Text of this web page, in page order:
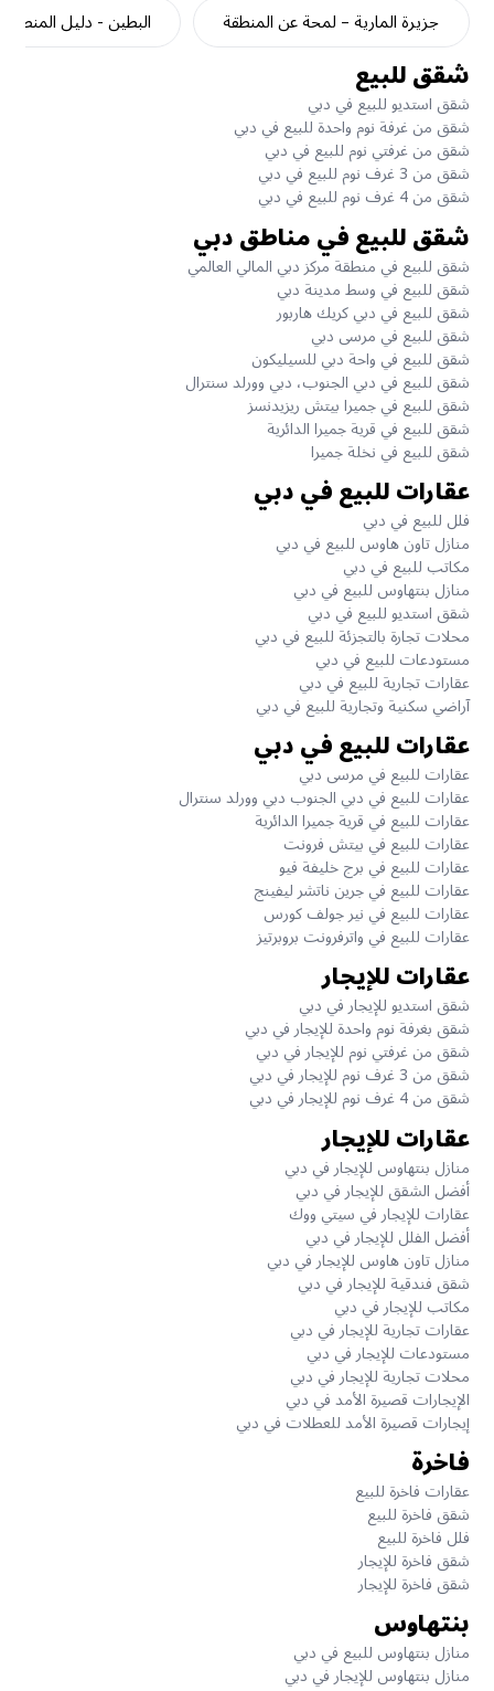
جزيرة المارية – لمحة عن المنطقة البطين - دليل المنطقة
شقق للبيع
شقق استديو للبيع في دبي
شقق من غرفة نوم واحدة للبيع في دبي
شقق من غرفتي نوم للبيع في دبي
شقق من 3 غرف نوم للبيع في دبي
شقق من 4 غرف نوم للبيع في دبي
شقق للبيع في مناطق دبي
شقق للبيع في منطقة مركز دبي المالي العالمي
شقق للبيع في وسط مدينة دبي
شقق للبيع في دبي كريك هاربور
شقق للبيع في مرسى دبي
شقق للبيع في واحة دبي للسيليكون
شقق للبيع في دبي الجنوب، دبي وورلد سنترال
شقق للبيع في جميرا بيتش ريزيدنسز
شقق للبيع في قرية جميرا الدائرية
شقق للبيع في نخلة جميرا
عقارات للبيع في دبي
فلل للبيع في دبي
منازل تاون هاوس للبيع في دبي
مكاتب للبيع في دبي
منازل بنتهاوس للبيع في دبي
شقق استديو للبيع في دبي
محلات تجارة بالتجزئة للبيع في دبي
مستودعات للبيع في دبي
عقارات تجارية للبيع في دبي
آراضي سكنية وتجارية للبيع في دبي
عقارات للبيع في دبي
عقارات للبيع في مرسى دبي
عقارات للبيع في دبي الجنوب دبي وورلد سنترال
عقارات للبيع في قرية جميرا الدائرية
عقارات للبيع في بيتش فرونت
عقارات للبيع في برج خليفة فيو
عقارات للبيع في جرين ناتشر ليفينج
عقارات للبيع في نير جولف كورس
عقارات للبيع في واترفرونت بروبرتيز
عقارات للإيجار
شقق استديو للإيجار في دبي
شقق بغرفة نوم واحدة للإيجار في دبي
شقق من غرفتي نوم للإيجار في دبي
شقق من 3 غرف نوم للإيجار في دبي
شقق من 4 غرف نوم للإيجار في دبي
عقارات للإيجار
منازل بنتهاوس للإيجار في دبي
أفضل الشقق للإيجار في دبي
عقارات للإيجار في سيتي ووك
أفضل الفلل للإيجار في دبي
منازل تاون هاوس للإيجار في دبي
شقق فندقية للإيجار في دبي
مكاتب للإيجار في دبي
عقارات تجارية للإيجار في دبي
مستودعات للإيجار في دبي
محلات تجارية للإيجار في دبي
الإيجارات قصيرة الأمد في دبي
إيجارات قصيرة الأمد للعطلات في دبي
فاخرة
عقارات فاخرة للبيع
شقق فاخرة للبيع
فلل فاخرة للبيع
شقق فاخرة للإيجار
شقق فاخرة للإيجار
بنتهاوس
منازل بنتهاوس للبيع في دبي
منازل بنتهاوس للإيجار في دبي